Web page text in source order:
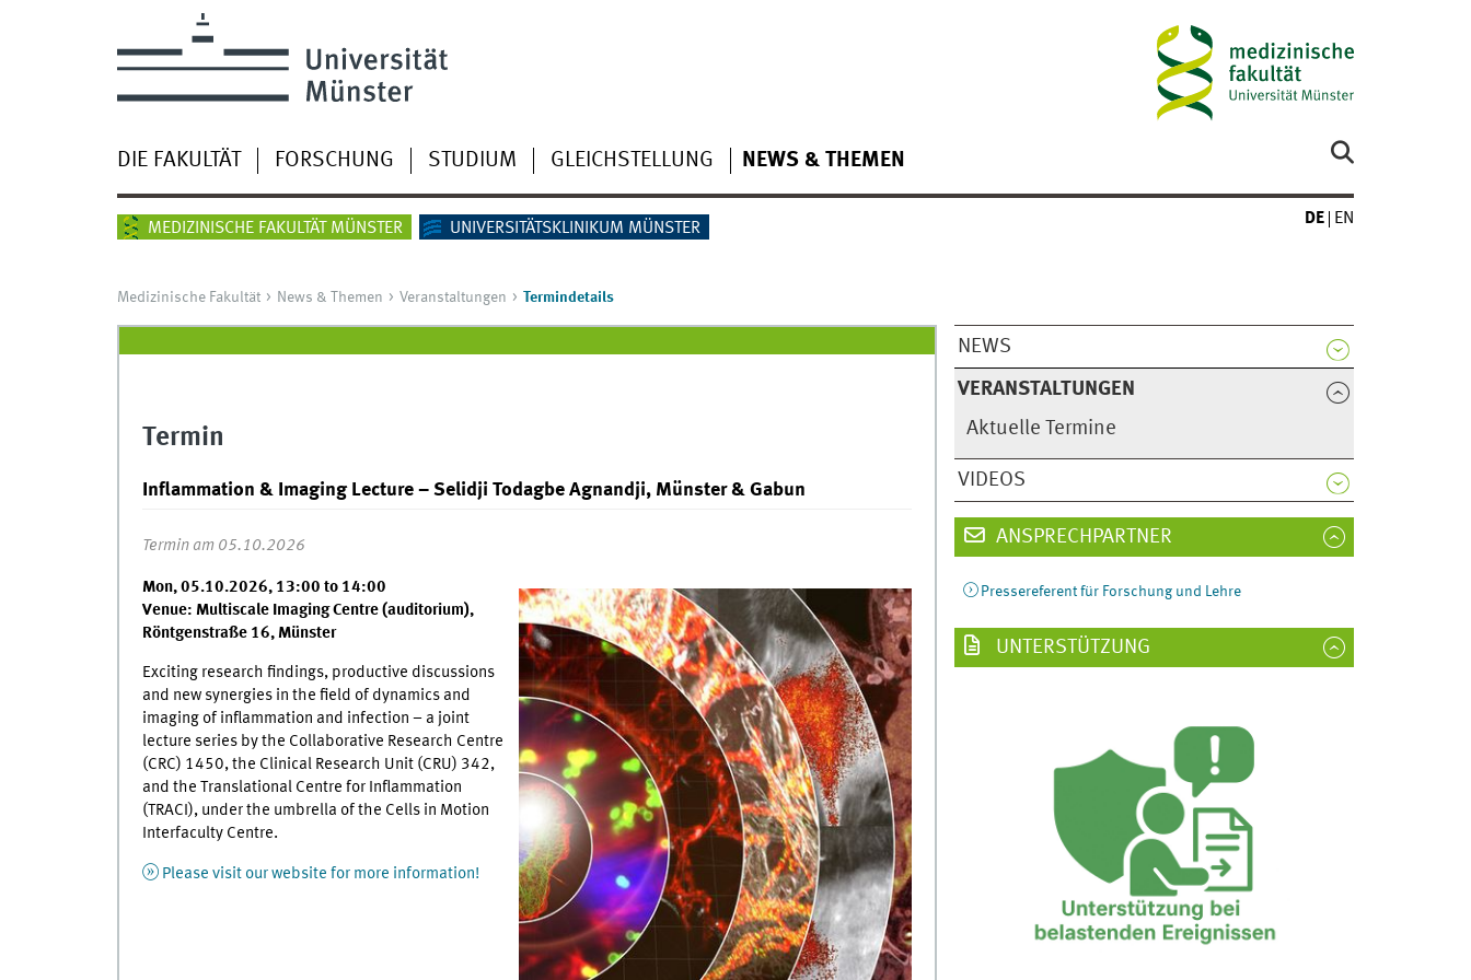
DIE FAKULTÄT FORSCHUNG STUDIUM GLEICHSTELLUNG NEWS & THEMEN
MEDIZINISCHE FAKULTÄT MÜNSTER UNIVERSITÄTSKLINIKUM MÜNSTER
DE EN
Medizinische Fakultät News & Themen Veranstaltungen Termindetails
NEWS
VERANSTALTUNGEN
Aktuelle Termine
VIDEOS
Termin
Inflammation & Imaging Lecture – Selidji Todagbe Agnandji, Münster & Gabun
Termin am 05.10.2026
Mon, 05.10.2026, 13:00 to 14:00
Venue: Multiscale Imaging Centre (auditorium),
Röntgenstraße 16, Münster
Exciting research findings, productive discussions
and new synergies in the field of dynamics and
imaging of inflammation and infection – a joint
lecture series by the Collaborative Research Centre
(CRC) 1450, the Clinical Research Unit (CRU) 342,
and the Translational Centre for Inflammation
(TRACI), under the umbrella of the Cells in Motion
Interfaculty Centre.
Please visit our website for more information!
ANSPRECHPARTNER
Pressereferent für Forschung und Lehre
UNTERSTÜTZUNG